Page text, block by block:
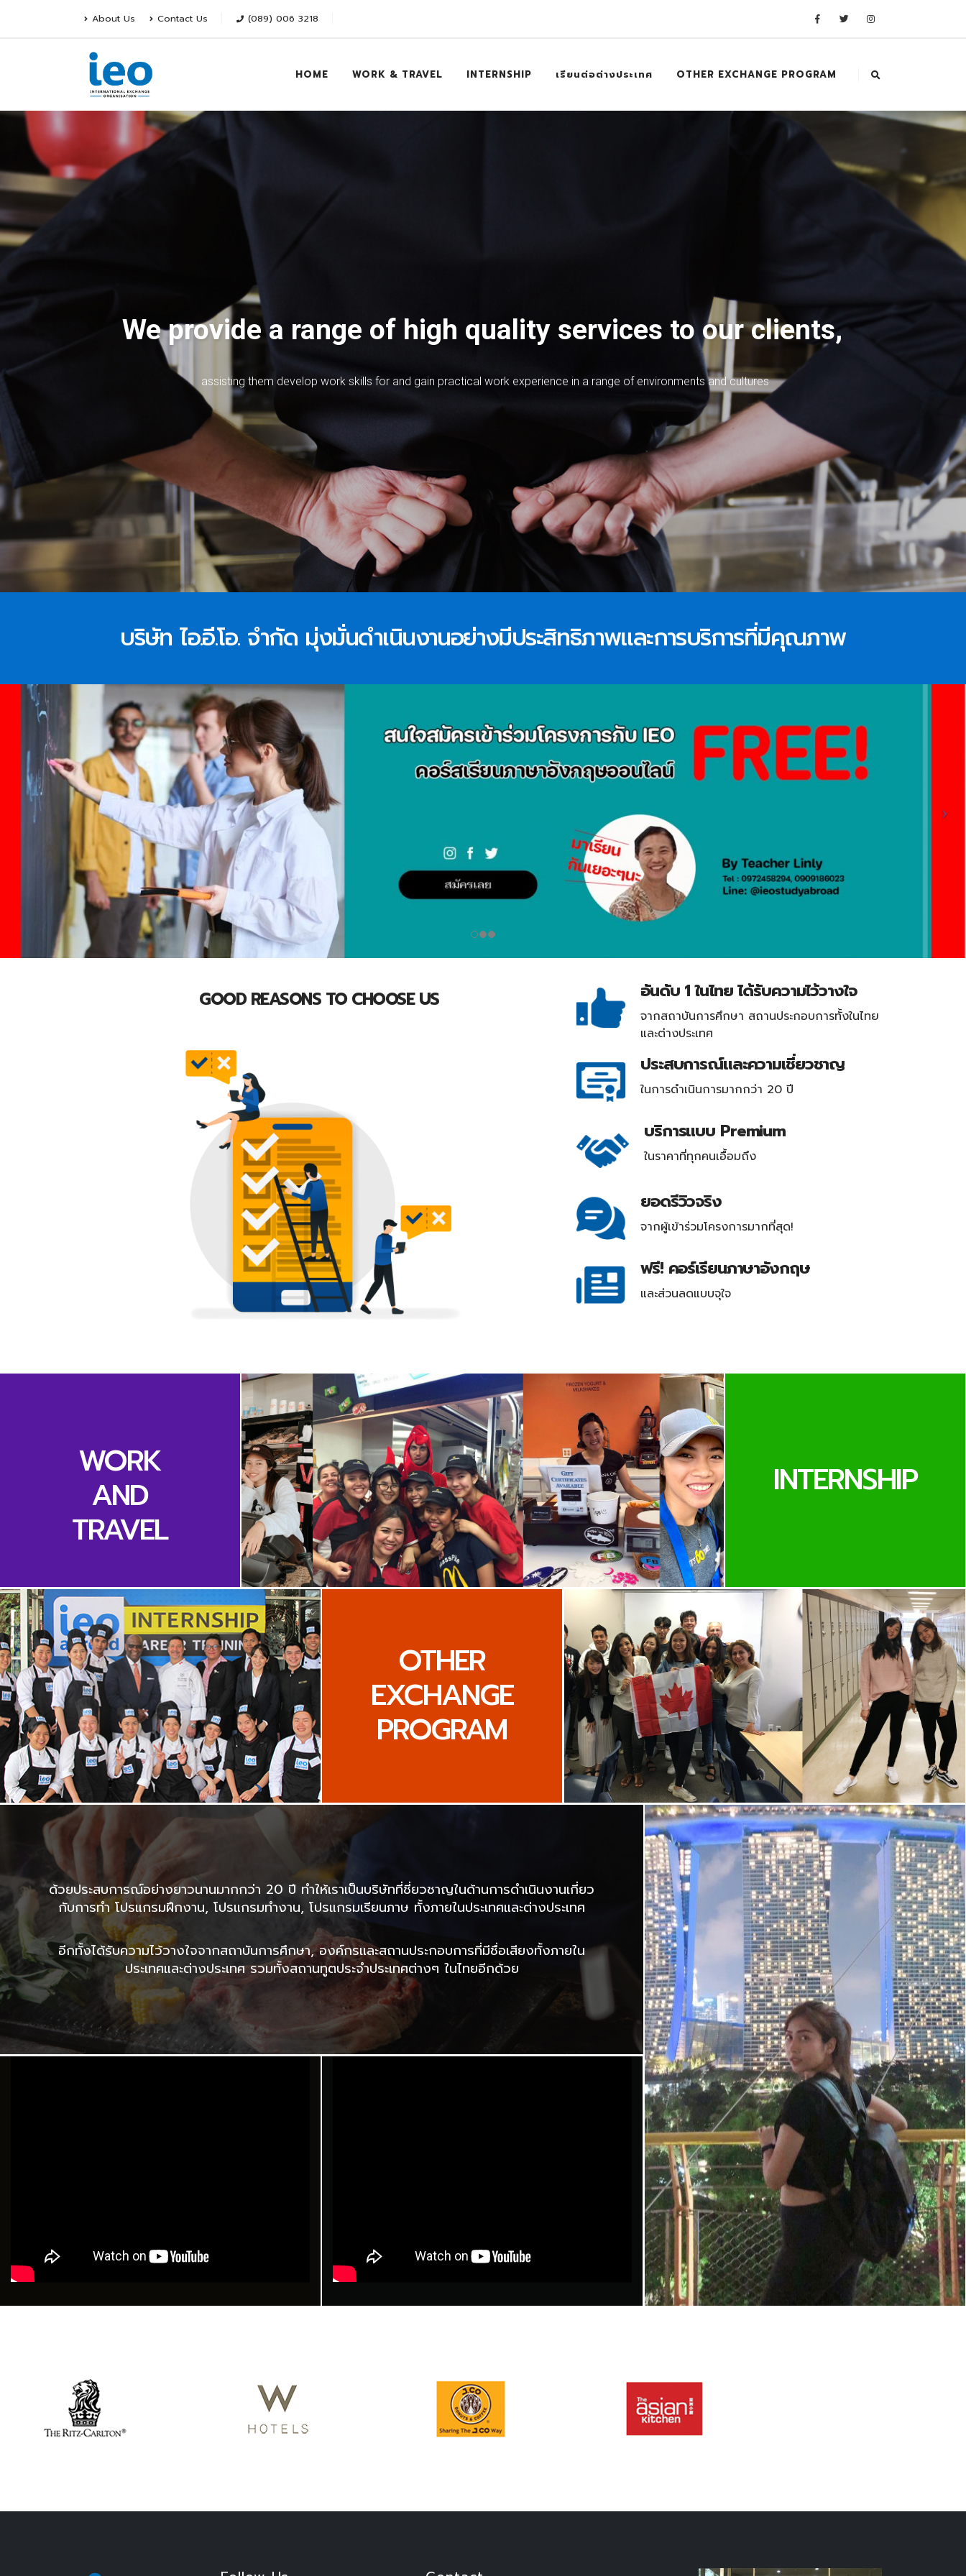
About Us Contact Us (089) 006 3218
HOME WORK & TRAVEL INTERNSHIP เรียนต่อต่างประเทศ OTHER EXCHANGE PROGRAM
We provide a range of high quality services to our clients,
assisting them develop work skills for and gain practical work experience in a range of environments and cultures
บริษัท ไอ.อี.โอ. จำกัด มุ่งมั่นดำเนินงานอย่างมีประสิทธิภาพและการบริการที่มีคุณภาพ
GOOD REASONS TO CHOOSE US อันดับ 1 ในไทย ได้รับความไว้วางใจ
จากสถาบันการศึกษา สถานประกอบการทั้งในไทย
และต่างประเทศ
ประสบการณ์และความเชี่ยวชาญ
ในการดำเนินการมากกว่า 20 ปี
บริการแบบ Premium
ในราคาที่ทุกคนเอื้อมถึง
ยอดรีวิวจริง
จากผู้เข้าร่วมโครงการมากที่สุด!
ฟรี! คอร์เรียนภาษาอังกฤษ
และส่วนลดแบบจุใจ
WORK
AND
TRAVEL
INTERNSHIP
OTHER
EXCHANGE
PROGRAM
ด้วยประสบการณ์อย่างยาวนานมากกว่า 20 ปี ทำให้เราเป็นบริษัทที่ชี่ยวชาญในด้านการดำเนินงานเกี่ยว
กับการทำ โปรแกรมฝึกงาน, โปรแกรมทำงาน, โปรแกรมเรียนภาษ ทั้งภายในประเทศและต่างประเทศ
อีกทั้งได้รับความไว้วางใจจากสถาบันการศึกษา, องค์กรและสถานประกอบการที่มีชื่อเสียงทั้งภายใน
ประเทศและต่างประเทศ รวมทั้งสถานทูตประจำประเทศต่างๆ ในไทยอีกด้วย